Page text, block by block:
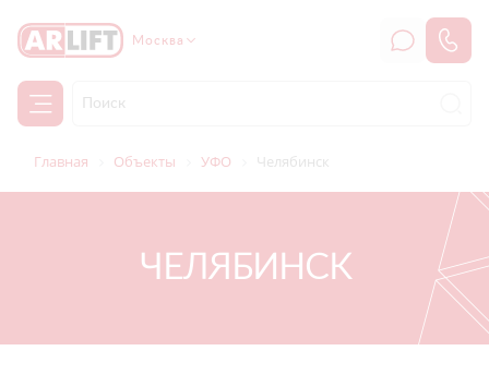
Москва
Главная Объекты УФО Челябинск
ЧЕЛЯБИНСК